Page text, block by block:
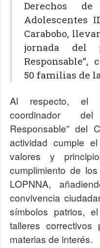
Derechos
Adolescentes
Carabobo,
jornada del
50 familias de
Al respecto, el
coordinador
Responsable” del
actividad cumple
valores y
cumplimiento de
LOPNNA,
convivencia
símbolos patrios,
talleres
materias de interés.